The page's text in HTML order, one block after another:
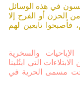
في هذه الوسائل
الحزن أو الفرح إلا
فأصبحوا تابعين لهم
والسخرية
التي ابتُلينا
تحت مسمى الحرية في